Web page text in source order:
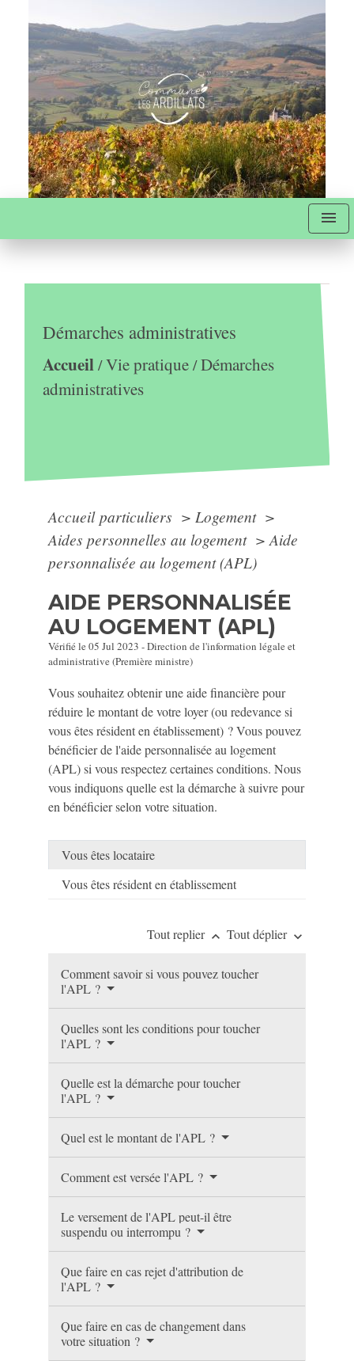
menu
Démarches administratives
Accueil/Vie pratique/Démarches
administratives
Accueil particuliers > Logement >
Aides personnelles au logement > Aide
personnalisée au logement (APL)
AIDE PERSONNALISÉE
AU LOGEMENT (APL)
Vérifié le 05 Jul 2023 - Direction de l'information légale et
administrative (Première ministre)
Vous souhaitez obtenir une aide financière pour
réduire le montant de votre loyer (ou redevance si
vous êtes résident en établissement) ? Vous pouvez
bénéficier de l'aide personnalisée au logement
(APL) si vous respectez certaines conditions. Nous
vous indiquons quelle est la démarche à suivre pour
en bénéficier selon votre situation.
Vous êtes locataire
Vous êtes résident en établissement
Tout replier keyboard_arrow_up Tout déplier keyboard_arrow_down
Comment savoir si vous pouvez toucher
l'APL ?
Quelles sont les conditions pour toucher
l'APL ?
Quelle est la démarche pour toucher
l'APL ?
Quel est le montant de l'APL ?
Comment est versée l'APL ?
Le versement de l'APL peut-il être
suspendu ou interrompu ?
Que faire en cas rejet d'attribution de
l'APL ?
Que faire en cas de changement dans
votre situation ?